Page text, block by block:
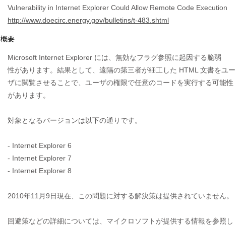
Vulnerability in Internet Explorer Could Allow Remote Code Execution
http://www.doecirc.energy.gov/bulletins/t-483.shtml
概要
Microsoft Internet Explorer には、無効なフラグ参照に起因する脆弱
性があります。結果として、遠隔の第三者が細工した HTML 文書をユー
ザに閲覧させることで、ユーザの権限で任意のコードを実行する可能性
があります。
対象となるバージョンは以下の通りです。
- Internet Explorer 6
- Internet Explorer 7
- Internet Explorer 8
2010年11月9日現在、この問題に対する解決策は提供されていません。
回避策などの詳細については、マイクロソフトが提供する情報を参照し